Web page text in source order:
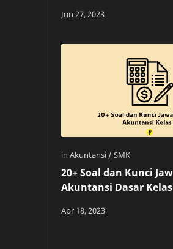
20+ Soal dan Kunci
Akuntansi Dasar